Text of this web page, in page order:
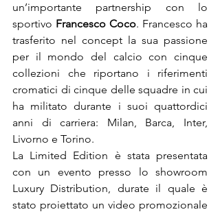
un’importante partnership con lo
sportivo Francesco Coco. Francesco ha
trasferito nel concept la sua passione
per il mondo del calcio con cinque
collezioni che riportano i riferimenti
cromatici di cinque delle squadre in cui
ha militato durante i suoi quattordici
anni di carriera: Milan, Barca, Inter,
Livorno e Torino.
La Limited Edition è stata presentata
con un evento presso lo showroom
Luxury Distribution, durate il quale è
stato proiettato un video promozionale